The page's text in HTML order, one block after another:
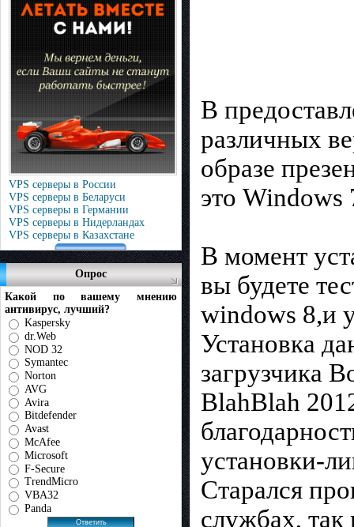
VPS серверы в России
VPS серверы в Беларуси
VPS серверы в Германии
VPS серверы в Нидерландах
VPS серверы в Казахстане
Опрос
Какой по вашему мнению
антивирус, лучший?
Kaspersky
dr.Web
NOD 32
Symantec
Norton
AVG
Avira
Bitdefender
Avast
McAfee
Microsoft
F-Secure
TrendMicro
VBA32
Panda
В
различных
образе
это Windows
В момент
вы будете
windows 8,и
Установка
загрузчика
BlahBlah
установки-
Старался
службах, так